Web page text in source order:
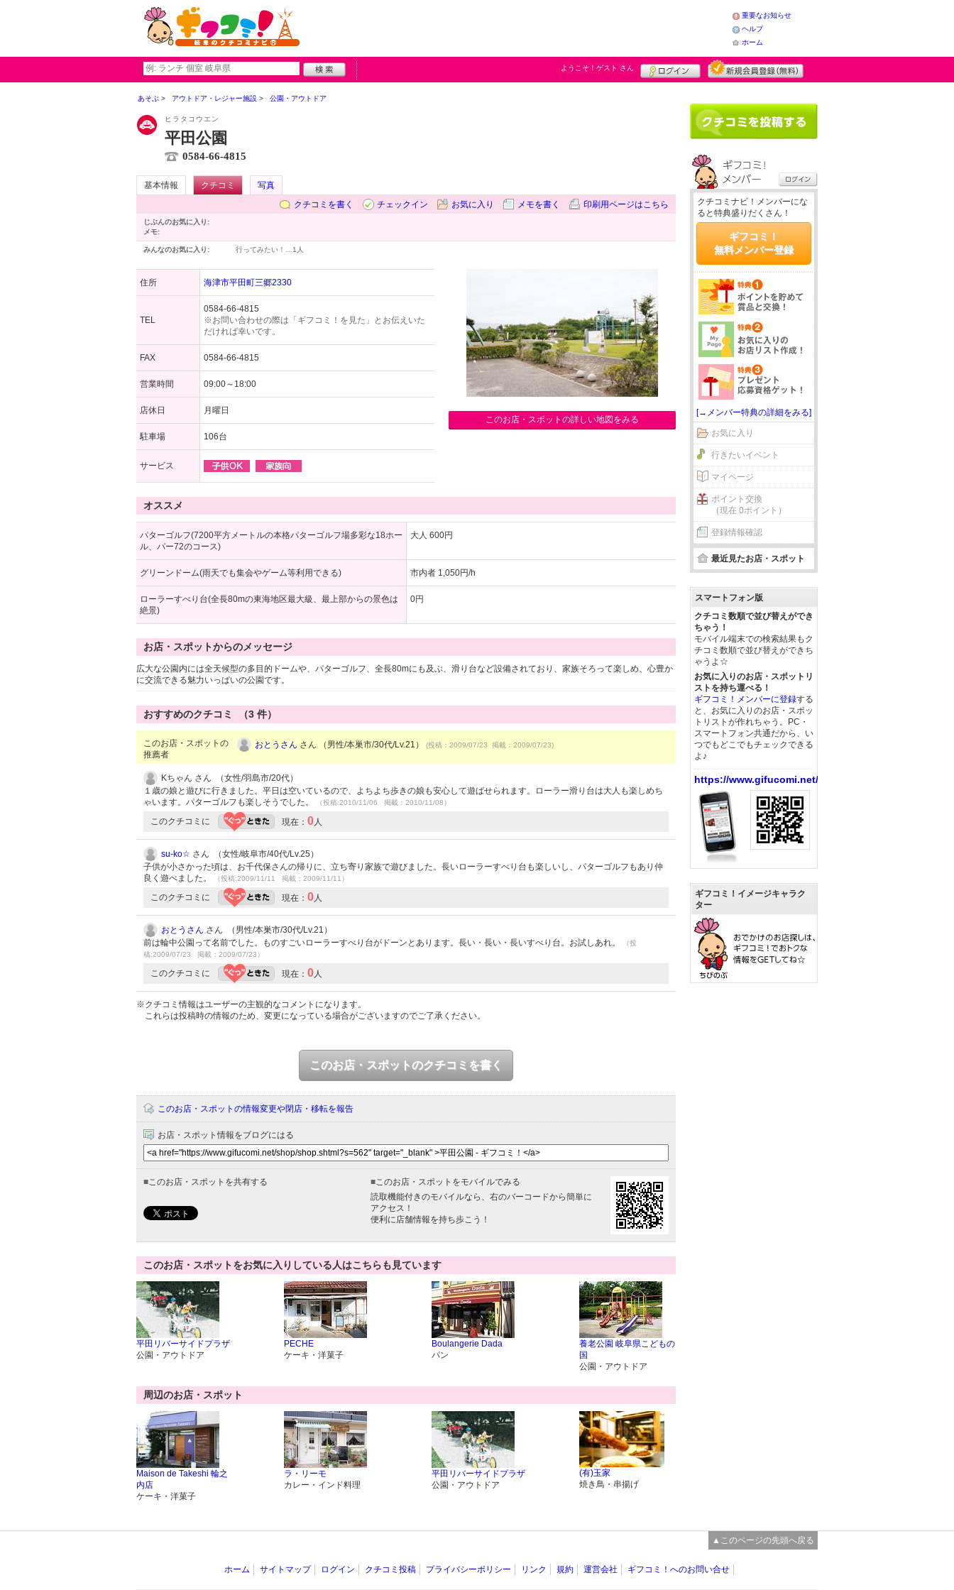
重要なお知らせ
ヘルプ
ホーム
ようこそ！ ゲスト さん
あそぶ アウトドア・レジャー施設 公園・アウトドア
ヒラタコウエン
平田公園
0584-66-4815
基本情報 クチコミ
写真
クチコミを書く
チェックイン お気に入り メモを書く 印刷用ページはこちら
じぶんのお気に入り:
メモ:
みんなのお気に入り: 行ってみたい！… 1人
住所 海津市平田町三郷2330
TEL
0584-66-4815
※お問い合わせの際は「ギフコミ！を見た」とお伝えいた
だければ幸いです。
FAX 0584-66-4815
営業時間 09:00～18:00
店休日 月曜日
駐車場 106台
サービス
このお店・スポットの詳しい地図をみる
オススメ
パターゴルフ(7200平方メートルの本格パターゴルフ場多彩な18ホー
ル、パー72のコース)
大人 600円
グリーンドーム(雨天でも集会やゲーム等利用できる) 市内者 1,050円/h
ローラーすべり台(全長80mの東海地区最大級、最上部からの景色は
絶景)
0円
お店・スポットからのメッセージ
広大な公園内には全天候型の多目的ドームや、パターゴルフ、全長80mにも及ぶ、滑り台など設備されており、家族そろって楽しめ、心豊か
に交流できる魅力いっぱいの公園です。
おすすめのクチコミ （3 件）
このお店・スポットの
推薦者
おとうさん さん （男性/本巣市/30代/Lv.21） (投稿：2009/07/23 掲載：2009/07/23)
Kちゃん さん （女性/羽島市/20代）
１歳の娘と遊びに行きました。平日は空いているので、よちよち歩きの娘も安心して遊ばせられます。ローラー滑り台は大人も楽しめち
ゃいます。パターゴルフも楽しそうでした。
（投稿:2010/11/06 掲載：2010/11/08）
このクチコミに 現在： 0人
su-ko☆ さん （女性/岐阜市/40代/Lv.25）
子供が小さかった頃は、お千代保さんの帰りに、立ち寄り家族で遊びました。長いローラーすべり台も楽しいし、パターゴルフもあり仲
良く遊べました。
（投稿:2009/11/11 掲載：2009/11/11）
このクチコミに 現在： 0人
おとうさん さん （男性/本巣市/30代/Lv.21）
前は輪中公園って名前でした。ものすごいローラーすべり台がドーンとあります。長い・長い・長いすべり台。お試しあれ。
（投
稿:2009/07/23 掲載：2009/07/23）
このクチコミに 現在： 0人
※クチコミ情報はユーザーの主観的なコメントになります。
これらは投稿時の情報のため、変更になっている場合がございますのでご了承ください。
このお店・スポットのクチコミを書く
このお店・スポットの情報変更や閉店・移転を報告
お店・スポット情報をブログにはる
■このお店・スポットを共有する ■このお店・スポットをモバイルでみる
読取機能付きのモバイルなら、右のバーコードから簡単に
アクセス！
便利に店舗情報を持ち歩こう！
このお店・スポットをお気に入りしている人はこちらも見ています
平田リバーサイドプラザ
公園・アウトドア
PECHE
ケーキ・洋菓子
Boulangerie Dada
パン
養老公園 岐阜県こどもの
国
公園・アウトドア
周辺のお店・スポット
Maison de Takeshi 輪之
内店
ケーキ・洋菓子
ラ・リーモ
カレー・インド料理
平田リバーサイドプラザ
公園・アウトドア
(有)玉家
焼き鳥・串揚げ
クチコミナビ！メンバーにな
ると特典盛りだくさん！
ギフコミ！
無料メンバー登録
[→メンバー特典の詳細をみる]
お気に入り
行きたいイベント
マイページ
ポイント交換
（現在 0ポイント）
登録情報確認
最近見たお店・スポット
スマートフォン版
クチコミ数順で並び替えができ
ちゃう！
モバイル端末での検索結果もク
チコミ数順で並び替えができち
ゃうよ☆
お気に入りのお店・スポットリ
ストを持ち運べる！
ギフコミ！メンバーに登録する
と、お気に入りのお店・スポッ
トリストが作れちゃう。PC・
スマートフォン共通だから、い
つでもどこでもチェックできる
よ♪
https://www.gifucomi.net/
ギフコミ！イメージキャラク
ター
▲このページの先頭へ戻る
ホーム サイトマップ ログイン クチコミ投稿 プライバシーポリシー リンク 規約 運営会社 ギフコミ！へのお問い合せ